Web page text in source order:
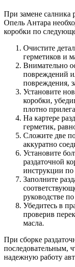
При замене салника
Опель Антара
коробки по
Очистите
герметиков и
Внимательно
повреждений
повреждения,
Установите
коробки,
плотно
На картере
герметик,
Сложите две
аккуратно
Установите
раздаточной
инструкции по
Заполните
руководстве
Убедитесь в
проверив
масла.
При сборке
последовательным,
надежную работу